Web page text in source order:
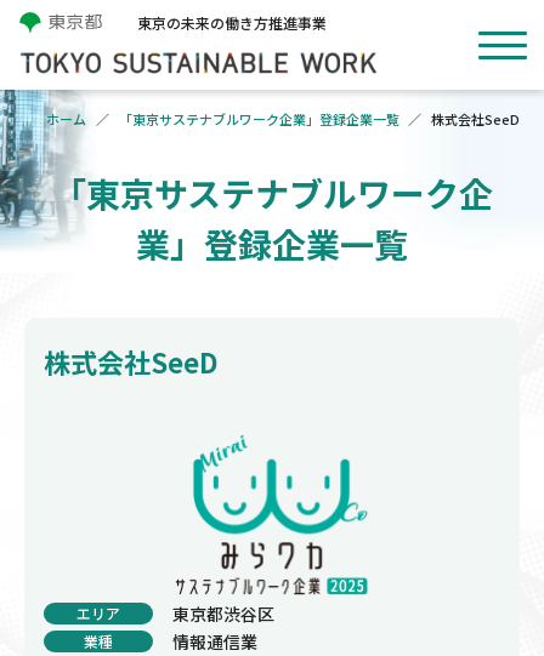
東京の未来の働き方推進事業
ホーム 「東京サステナブルワーク企業」登録企業一覧 株式会社SeeD
「東京サステナブルワーク企
業」登録企業一覧
株式会社SeeD
エリア 東京都渋谷区
業種 情報通信業